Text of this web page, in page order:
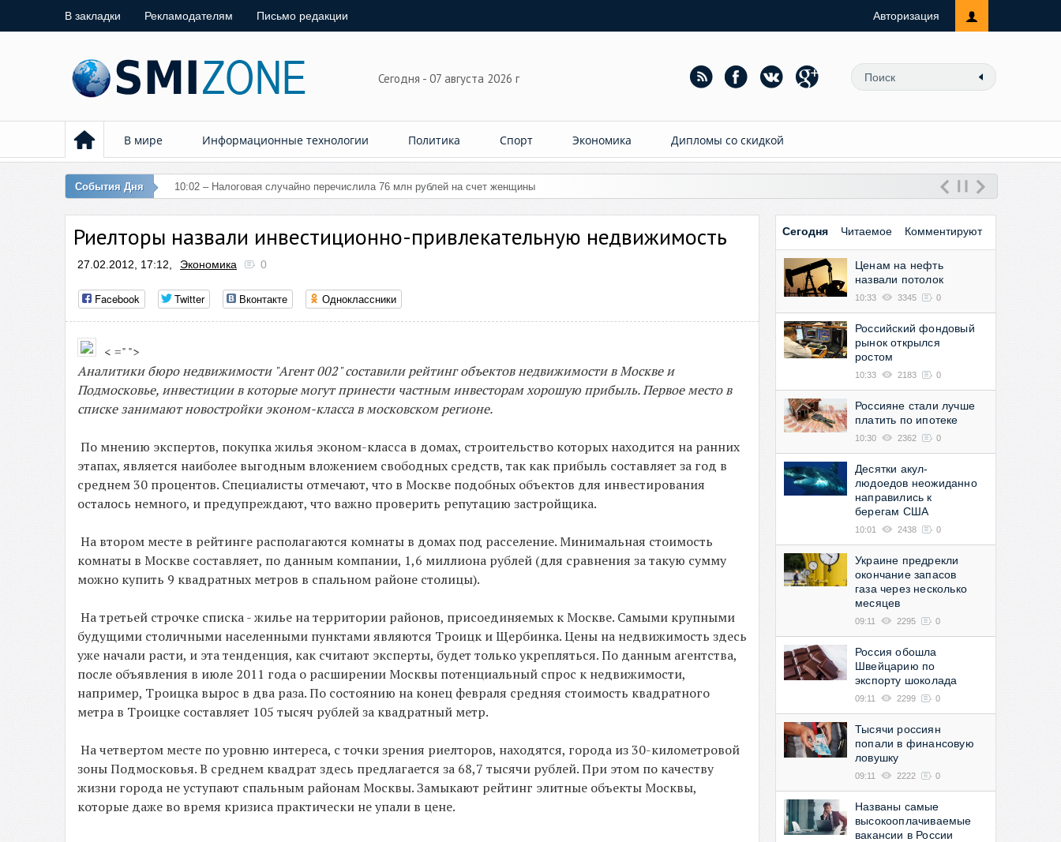
В закладки Рекламодателям Письмо редакции Авторизация
Сегодня - 07 августа 2026 г
В мире Информационные технологии Политика Спорт Экономика Дипломы со скидкой
События Дня 10:02 – Налоговая случайно перечислила 76 млн рублей на счет женщины
Риелторы назвали инвестиционно-привлекательную недвижимость
27.02.2012, 17:12, Экономика 0
Facebook Twitter Вконтакте Одноклассники
< =" ">
Аналитики бюро недвижимости "Агент 002" составили рейтинг объектов недвижимости в Москве и
Подмосковье, инвестиции в которые могут принести частным инвесторам хорошую прибыль. Первое место в
списке занимают новостройки эконом-класса в московском регионе.
По мнению экспертов, покупка жилья эконом-класса в домах, строительство которых находится на ранних
этапах, является наиболее выгодным вложением свободных средств, так как прибыль составляет за год в
среднем 30 процентов. Специалисты отмечают, что в Москве подобных объектов для инвестирования
осталось немного, и предупреждают, что важно проверить репутацию застройщика.
На втором месте в рейтинге располагаются комнаты в домах под расселение. Минимальная стоимость
комнаты в Москве составляет, по данным компании, 1,6 миллиона рублей (для сравнения за такую сумму
можно купить 9 квадратных метров в спальном районе столицы).
На третьей строчке списка - жилье на территории районов, присоединяемых к Москве. Самыми крупными
будущими столичными населенными пунктами являются Троицк и Щербинка. Цены на недвижимость здесь
уже начали расти, и эта тенденция, как считают эксперты, будет только укрепляться. По данным агентства,
после объявления в июле 2011 года о расширении Москвы потенциальный спрос к недвижимости,
например, Троицка вырос в два раза. По состоянию на конец февраля средняя стоимость квадратного
метра в Троицке составляет 105 тысяч рублей за квадратный метр.
На четвертом месте по уровню интереса, с точки зрения риелторов, находятся, города из 30-километровой
зоны Подмосковья. В среднем квадрат здесь предлагается за 68,7 тысячи рублей. При этом по качеству
жизни города не уступают спальным районам Москвы. Замыкают рейтинг элитные объекты Москвы,
которые даже во время кризиса практически не упали в цене.
Сегодня Читаемое Комментируют
Ценам на нефть
назвали потолок
10:33 3345 0
Российский фондовый
рынок открылся
ростом
10:33 2183 0
Россияне стали лучше
платить по ипотеке
10:30 2362 0
Десятки акул-
людоедов неожиданно
направились к
берегам США
10:01 2438 0
Украине предрекли
окончание запасов
газа через несколько
месяцев
09:11 2295 0
Россия обошла
Швейцарию по
экспорту шоколада
09:11 2299 0
Тысячи россиян
попали в финансовую
ловушку
09:11 2222 0
Названы самые
высокооплачиваемые
вакансии в России